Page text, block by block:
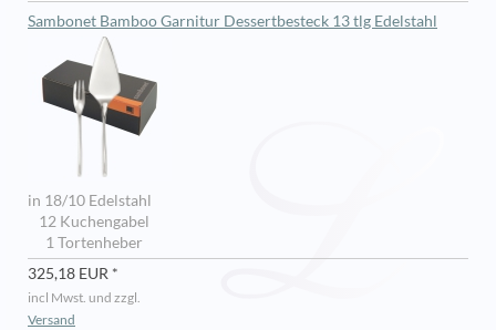
Sambonet Bamboo Garnitur Dessertbesteck 13 tlg Edelstahl
in 18/10 Edelstahl
12 Kuchengabel
1 Tortenheber
325,18 EUR *
incl Mwst. und zzgl.
Versand